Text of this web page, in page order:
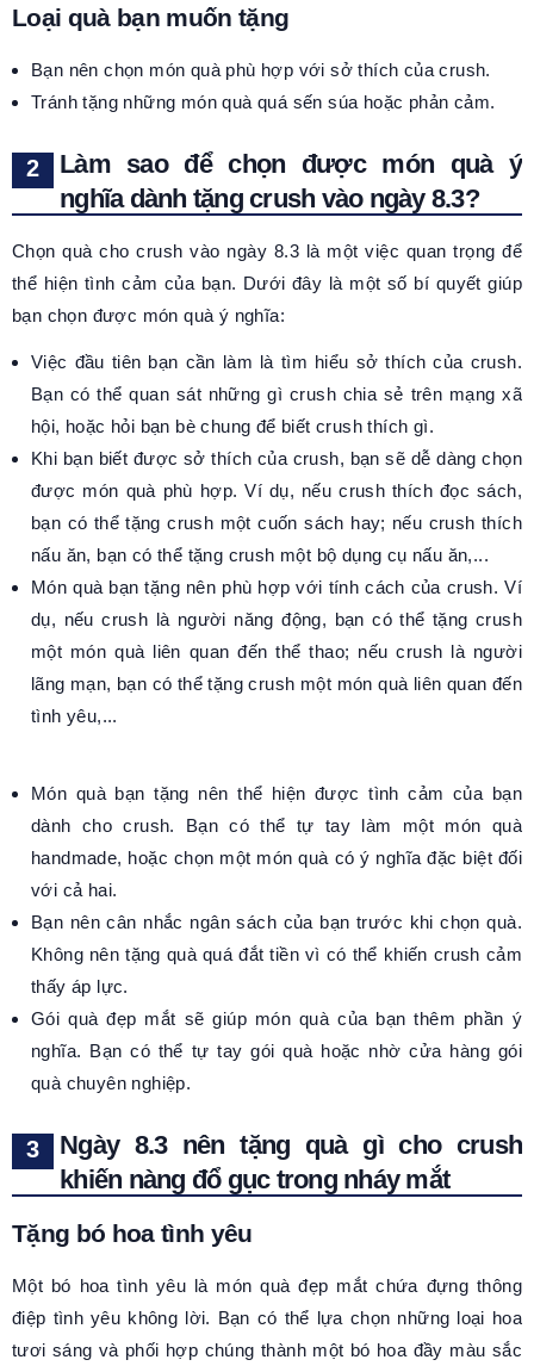
Loại quà bạn muốn tặng
Bạn nên chọn món quà phù hợp với sở thích của crush.
Tránh tặng những món quà quá sến súa hoặc phản cảm.
Làm sao để chọn được món quà ý
nghĩa dành tặng crush vào ngày 8.3?
Chọn quà cho crush vào ngày 8.3 là một việc quan trọng để
thể hiện tình cảm của bạn. Dưới đây là một số bí quyết giúp
bạn chọn được món quà ý nghĩa:
Việc đầu tiên bạn cần làm là tìm hiểu sở thích của crush.
Bạn có thể quan sát những gì crush chia sẻ trên mạng xã
hội, hoặc hỏi bạn bè chung để biết crush thích gì.
Khi bạn biết được sở thích của crush, bạn sẽ dễ dàng chọn
được món quà phù hợp. Ví dụ, nếu crush thích đọc sách,
bạn có thể tặng crush một cuốn sách hay; nếu crush thích
nấu ăn, bạn có thể tặng crush một bộ dụng cụ nấu ăn,...
Món quà bạn tặng nên phù hợp với tính cách của crush. Ví
dụ, nếu crush là người năng động, bạn có thể tặng crush
một món quà liên quan đến thể thao; nếu crush là người
lãng mạn, bạn có thể tặng crush một món quà liên quan đến
tình yêu,...
Món quà bạn tặng nên thể hiện được tình cảm của bạn
dành cho crush. Bạn có thể tự tay làm một món quà
handmade, hoặc chọn một món quà có ý nghĩa đặc biệt đối
với cả hai.
Bạn nên cân nhắc ngân sách của bạn trước khi chọn quà.
Không nên tặng quà quá đắt tiền vì có thể khiến crush cảm
thấy áp lực.
Gói quà đẹp mắt sẽ giúp món quà của bạn thêm phần ý
nghĩa. Bạn có thể tự tay gói quà hoặc nhờ cửa hàng gói
quà chuyên nghiệp.
Ngày 8.3 nên tặng quà gì cho crush
khiến nàng đổ gục trong nháy mắt
Tặng bó hoa tình yêu
Một bó hoa tình yêu là món quà đẹp mắt chứa đựng thông
điệp tình yêu không lời. Bạn có thể lựa chọn những loại hoa
tươi sáng và phối hợp chúng thành một bó hoa đầy màu sắc